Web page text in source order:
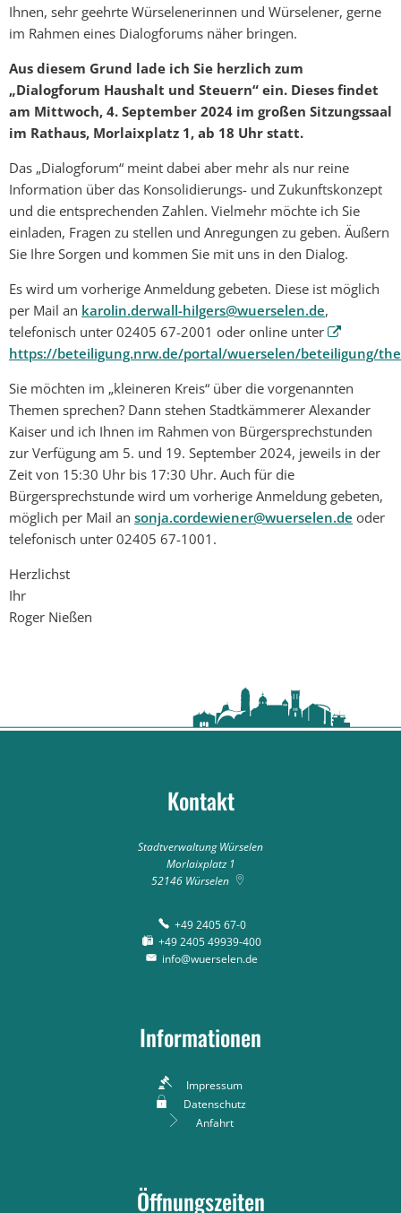
Ihnen, sehr geehrte Würselenerinnen und Würselener, gerne
im Rahmen eines Dialogforums näher bringen.
Aus diesem Grund lade ich Sie herzlich zum
„Dialogforum Haushalt und Steuern“ ein. Dieses findet
am Mittwoch, 4. September 2024 im großen Sitzungssaal
im Rathaus, Morlaixplatz 1, ab 18 Uhr statt.
Das „Dialogforum“ meint dabei aber mehr als nur reine
Information über das Konsolidierungs- und Zukunftskonzept
und die entsprechenden Zahlen. Vielmehr möchte ich Sie
einladen, Fragen zu stellen und Anregungen zu geben. Äußern
Sie Ihre Sorgen und kommen Sie mit uns in den Dialog.
Es wird um vorherige Anmeldung gebeten. Diese ist möglich
per Mail an karolin.derwall-hilgers@wuerselen.de,
telefonisch unter 02405 67-2001 oder online unter
https://beteiligung.nrw.de/portal/wuerselen/beteiligung/
Sie möchten im „kleineren Kreis“ über die vorgenannten
Themen sprechen? Dann stehen Stadtkämmerer Alexander
Kaiser und ich Ihnen im Rahmen von Bürgersprechstunden
zur Verfügung am 5. und 19. September 2024, jeweils in der
Zeit von 15:30 Uhr bis 17:30 Uhr. Auch für die
Bürgersprechstunde wird um vorherige Anmeldung gebeten,
möglich per Mail an sonja.cordewiener@wuerselen.de oder
telefonisch unter 02405 67-1001.
Herzlichst
Ihr
Roger Nießen
Kontakt
Stadtverwaltung Würselen
Morlaixplatz 1
52146 Würselen
+49 2405 67-0
+49 2405 49939-400
info@wuerselen.de
Informationen
Impressum
Datenschutz
Anfahrt
Öffnungszeiten